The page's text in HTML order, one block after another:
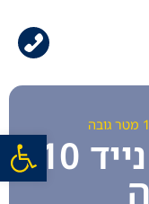
השכרת פיגום נייד 10 פתח